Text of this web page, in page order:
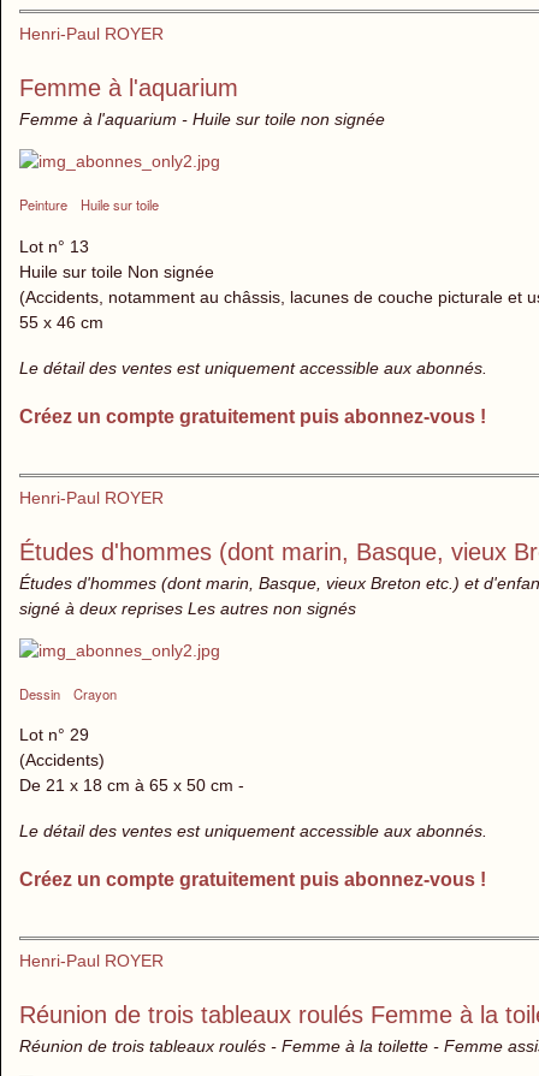
Henri-Paul ROYER
Femme à l'aquarium
Femme à l'aquarium - Huile sur toile non signée
Peinture Huile sur toile
Lot n° 13
Huile sur toile Non signée
(Accidents, notamment au châssis, lacunes de couche picturale
55 x 46 cm
Le détail des ventes est uniquement accessible aux abonnés.
Créez un compte gratuitement puis abonnez-vous !
Henri-Paul ROYER
Études d'hommes (dont marin, Basque, vieux
Études d'hommes (dont marin, Basque, vieux Breton etc.) et
signé à deux reprises Les autres non signés
Dessin Crayon
Lot n° 29
(Accidents)
De 21 x 18 cm à 65 x 50 cm -
Le détail des ventes est uniquement accessible aux abonnés.
Créez un compte gratuitement puis abonnez-vous !
Henri-Paul ROYER
Réunion de trois tableaux roulés Femme à la
Réunion de trois tableaux roulés - Femme à la toilette - Femme